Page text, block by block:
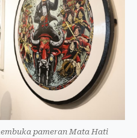
pameran Mata Hati